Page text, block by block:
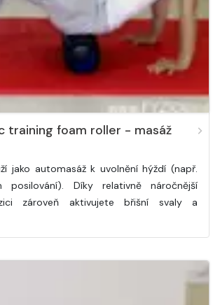
training foam roller - masáž
jako automasáž k uvolnění hýždí (např.
posilování). Díky relativně náročnější
zároveň aktivujete břišní svaly a